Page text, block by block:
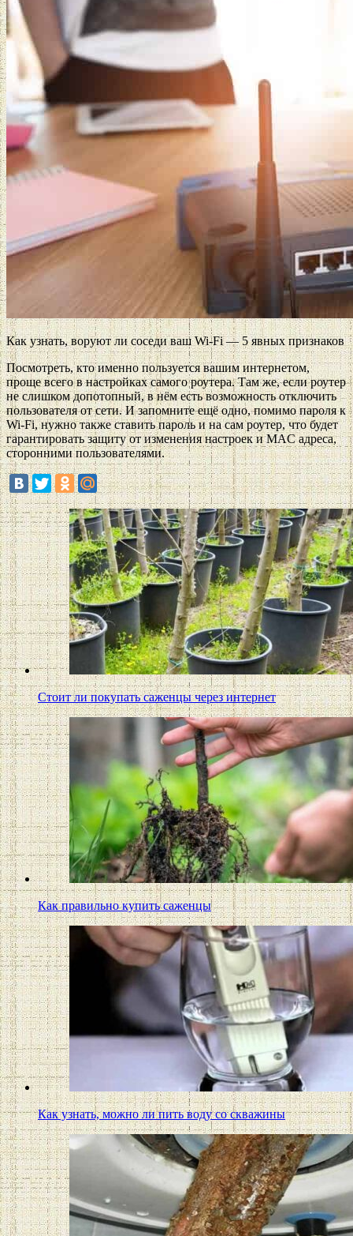
Как узнать, воруют ли соседи ваш Wi-Fi — 5 явных признаков
Посмотреть, кто именно пользуется вашим интернетом,
проще всего в настройках самого роутера. Там же, если роутер
не слишком допотопный, в нём есть возможность отключить
пользователя от сети. И запомните ещё одно, помимо пароля к
Wi-Fi, нужно также ставить пароль и на сам роутер, что будет
гарантировать защиту от изменения настроек и MAC адреса,
сторонними пользователями.
Стоит ли покупать саженцы через интернет
Как правильно купить саженцы
Как узнать, можно ли пить воду со скважины